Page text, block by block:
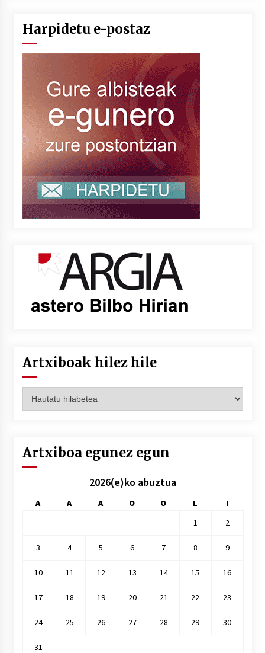
Harpidetu e-postaz
Artxiboak hilez hile
hilez
Artxiboa egunez egun
2026(e)ko abuztua
A A A O O L
I
1
2
3 4 5 6 7 8 9
10 11 12 13 14 15 16
17 18 19 20 21 22 23
24 25 26 27 28 29 30
31